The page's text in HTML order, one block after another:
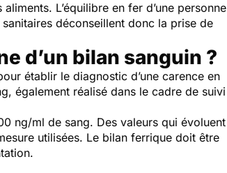
L’équilibre en fer d’une personne
déconseillent donc la prise de
d’un bilan sanguin ?
établir le diagnostic d’une carence en
également réalisé dans le cadre de suivi
ng/ml de sang. Des valeurs qui évoluent
utilisées. Le bilan ferrique doit être